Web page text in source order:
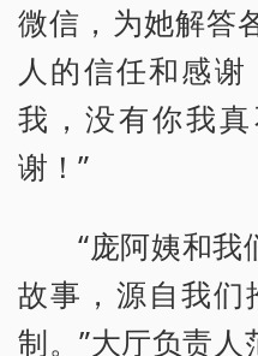
微信，为她解答
人的信任和感
我，没有你我
谢！”
“庞阿姨和我
故事，源自我们
制。”大厅负责